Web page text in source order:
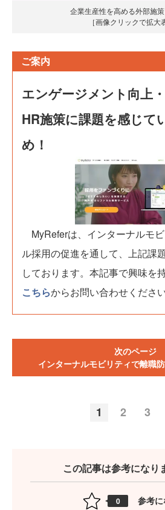
企業生産性を高める外部施
［画像クリックで拡大
ご案内
エンゲージメント向上
HR施策に課題を感じて
め！
MyReferは、インターナルモ
ル採用の促進を通して、上記課
しております。本記事で興味を
こちらからお問い合わせくださ
次のページ
インターナルモビリティで離職
1 2 3
この記事は参考になり
0 参考